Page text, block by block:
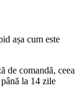
așa cum este
de comandă, ceea
la 14 zile